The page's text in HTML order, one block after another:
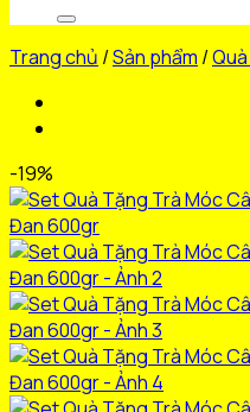
Trang chủ /Sản phẩm /
-19%